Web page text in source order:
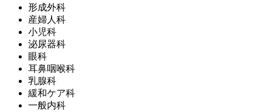
形成外科
産婦人科
小児科
泌尿器科
眼科
耳鼻咽喉科
乳腺科
緩和ケア科
一般内科